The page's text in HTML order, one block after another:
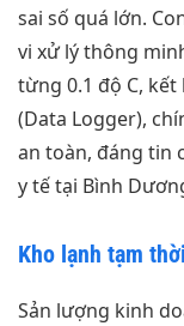
sai số quá lớn.
vi xử lý thông
từng 0.1 độ C,
(Data Logger),
an toàn, đáng tin
y tế tại Bình
Kho lạnh tạm thời
Sản lượng kinh